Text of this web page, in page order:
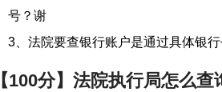
号？谢
3、法院要查银行账户是通过具体银
【100分】法院执行局怎么